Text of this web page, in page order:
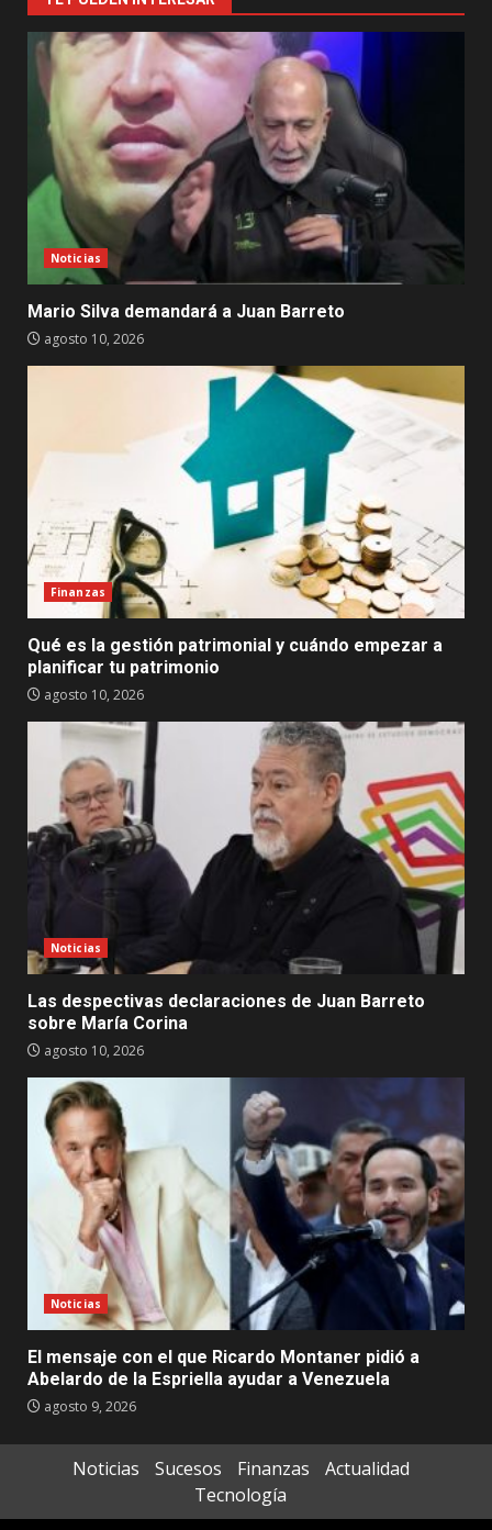
Noticias
Mario Silva demandará a Juan Barreto
agosto 10, 2026
Finanzas
Qué es la gestión patrimonial y cuándo empezar a
planificar tu patrimonio
agosto 10, 2026
Noticias
Las despectivas declaraciones de Juan Barreto
sobre María Corina
agosto 10, 2026
Noticias
El mensaje con el que Ricardo Montaner pidió a
Abelardo de la Espriella ayudar a Venezuela
agosto 9, 2026
Noticias Sucesos Finanzas
Actualidad
Tecnología